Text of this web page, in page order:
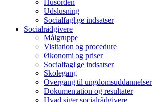
Husorden
Udslusning
Socialfaglige indsatser
Socialrådgivere
Målgruppe
Visitation og procedure
Økonomi og priser
Socialfaglige indsatser
Skolegang
Overgang til ungdomsuddannelser
Dokumentation og resultater
Hvad siger socialrådgivere